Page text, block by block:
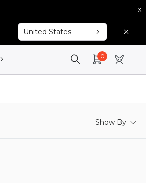
x
United States
고객지원 0
Show By